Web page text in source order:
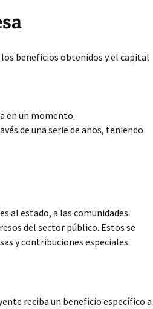
beneficios obtenidos y el capital
en un momento.
de una serie de años, teniendo
al estado, a las comunidades
del sector público. Estos se
y contribuciones especiales.
reciba un beneficio específico a